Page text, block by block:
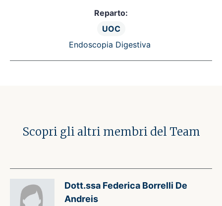
Reparto:
UOC
Endoscopia Digestiva
Scopri gli altri membri del Team
Dott.ssa Federica Borrelli De
Andreis